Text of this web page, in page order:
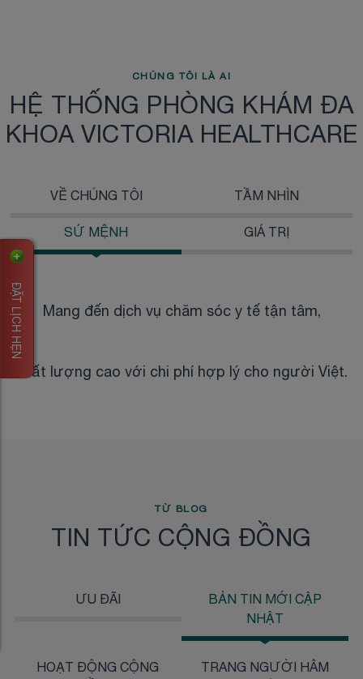
CHÚNG TÔI LÀ AI
HỆ THỐNG PHÒNG KHÁM ĐA
KHOA VICTORIA HEALTHCARE
VỀ CHÚNG TÔI TẦM NHÌN
SỨ MỆNH GIÁ TRỊ
Mang đến dịch vụ chăm sóc y tế tận tâm,
chất lượng cao với chi phí hợp lý cho người Việt.
TỪ BLOG
TIN TỨC CỘNG ĐỒNG
ƯU ĐÃI
BẢN TIN MỚI CẬP
NHẬT
HOẠT ĐỘNG CỘNG TRANG NGƯỜI HÂM
ĐẶT LỊCH HẸN